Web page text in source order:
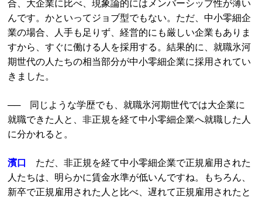
合、大企業に比べ、現象論的にはメンバーシップ性が薄い
んです。かといってジョブ型でもない。ただ、中小零細企
業の場合、人手も足りず、経営的にも厳しい企業もありま
すから、すぐに働ける人を採用する。結果的に、就職氷河
期世代の人たちの相当部分が中小零細企業に採用されてい
きました。
── 同じような学歴でも、就職氷河期世代では大企業に
就職できた人と、非正規を経て中小零細企業へ就職した人
に分かれると。
濱口
ただ、非正規を経て中小零細企業で正規雇用された
人たちは、明らかに賃金水準が低いんですね。もちろん、
新卒で正規雇用された人と比べ、遅れて正規雇用されたと